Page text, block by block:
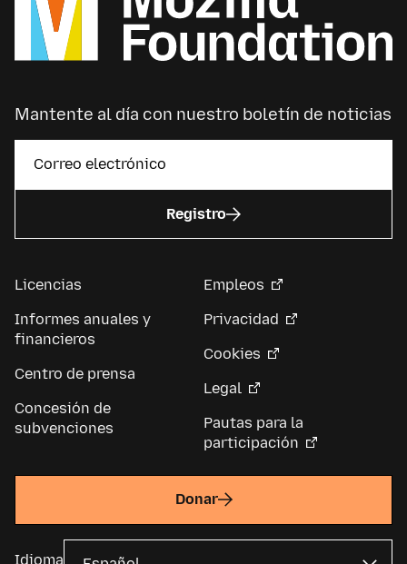
Mantente al día con nuestro boletín de noticias
Registro
Licencias
Informes anuales y
financieros
Centro de prensa
Concesión de
subvenciones
Empleos
Privacidad
Cookies
Legal
Pautas para la
participación
Donar
Idioma